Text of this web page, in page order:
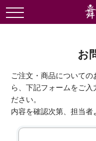
お
ご注文・商品について
ら、下記フォームをご入
ださい。
内容を確認次第、担当者